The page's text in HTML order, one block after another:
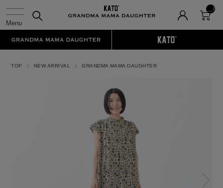
__I
TM
TOP NEW ARRIVAL GRANDMA MAMA DAUGHTER
N
ex